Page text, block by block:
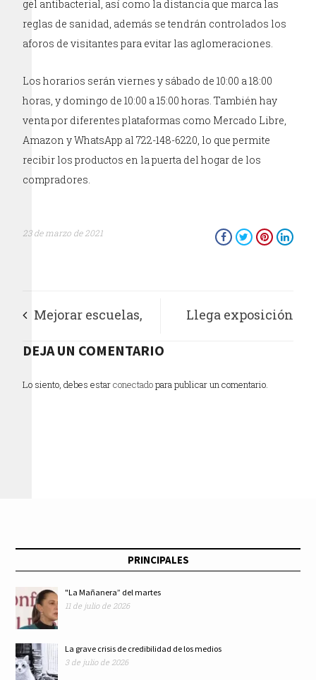
gel antibacterial, así como la distancia que marca las
reglas de sanidad, además se tendrán controlados los
aforos de visitantes para evitar las aglomeraciones.
Los horarios serán viernes y sábado de 10:00 a 18:00
horas, y domingo de 10:00 a 15:00 horas. También hay
venta por diferentes plataformas como Mercado Libre,
Amazon y WhatsApp al 722-148-6220, lo que permite
recibir los productos en la puerta del hogar de los
compradores.
23 de marzo de 2021
Mejorar escuelas,
prioridad de
Xochimilco
Llega exposición
selectas de las
DEJA UN COMENTARIO
Lo siento, debes estarconectadopara publicar un comentario.
PRINCIPALES
"La Mañanera” del martes
11 de julio de 2026
La grave crisis de credibilidad de los medios
3 de julio de 2026